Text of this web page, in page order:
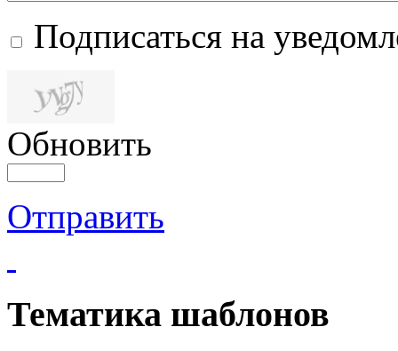
Подписаться на
Обновить
Отправить
Тематика шаблонов